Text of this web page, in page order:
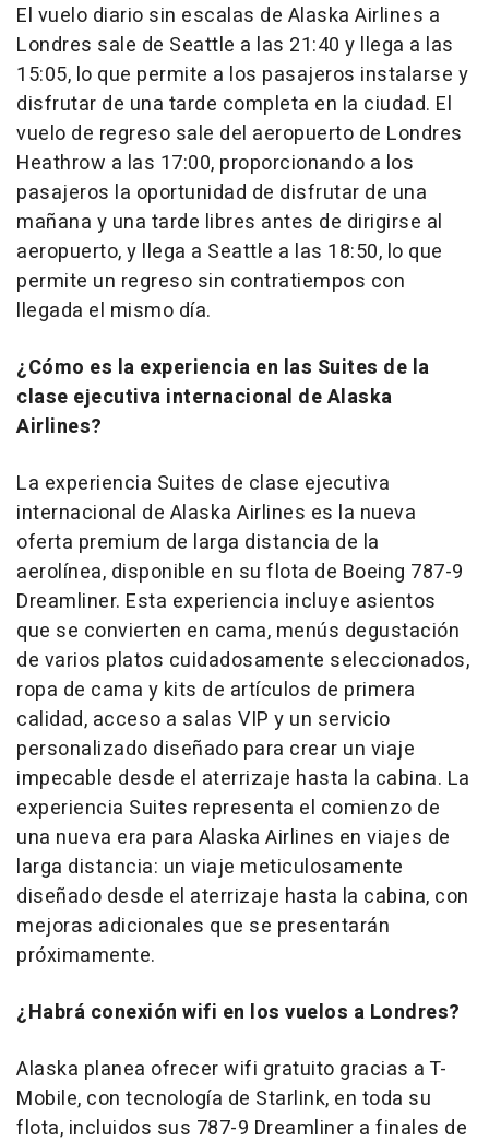
El vuelo diario sin escalas de Alaska Airlines a
Londres sale de Seattle a las 21:40 y llega a las
15:05, lo que permite a los pasajeros instalarse y
disfrutar de una tarde completa en la ciudad. El
vuelo de regreso sale del aeropuerto de Londres
Heathrow a las 17:00, proporcionando a los
pasajeros la oportunidad de disfrutar de una
mañana y una tarde libres antes de dirigirse al
aeropuerto, y llega a Seattle a las 18:50, lo que
permite un regreso sin contratiempos con
llegada el mismo día.
¿Cómo es la experiencia en las Suites de la
clase ejecutiva internacional de Alaska
Airlines?
La experiencia Suites de clase ejecutiva
internacional de Alaska Airlines es la nueva
oferta premium de larga distancia de la
aerolínea, disponible en su flota de Boeing 787-9
Dreamliner. Esta experiencia incluye asientos
que se convierten en cama, menús degustación
de varios platos cuidadosamente seleccionados,
ropa de cama y kits de artículos de primera
calidad, acceso a salas VIP y un servicio
personalizado diseñado para crear un viaje
impecable desde el aterrizaje hasta la cabina. La
experiencia Suites representa el comienzo de
una nueva era para Alaska Airlines en viajes de
larga distancia: un viaje meticulosamente
diseñado desde el aterrizaje hasta la cabina, con
mejoras adicionales que se presentarán
próximamente.
¿Habrá conexión wifi en los vuelos a Londres?
Alaska planea ofrecer wifi gratuito gracias a T-
Mobile, con tecnología de Starlink, en toda su
flota, incluidos sus 787-9 Dreamliner a finales de